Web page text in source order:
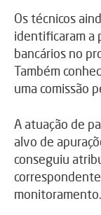
Os técnicos
identificaram a
bancários no
Também
uma comissão
A atuação de
alvo de
conseguiu
monitoramento.